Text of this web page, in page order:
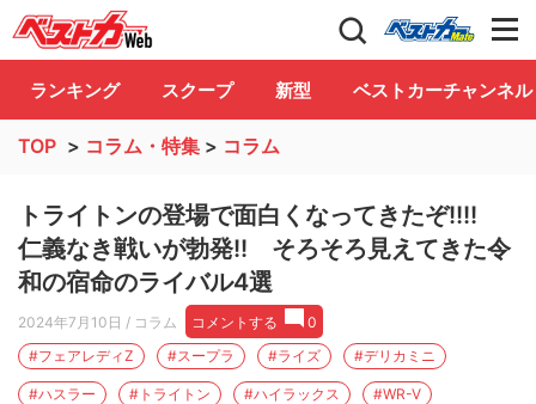
自動車情報誌「ベストカー」 Club
ランキング スクープ 新型 ベストカーチャンネル
TOP > コラム・特集 > コラム
トライトンの登場で面白くなってきたぞ!!!!
仁義なき戦いが勃発!! そろそろ見えてきた令
和の宿命のライバル4選
2024年7月10日 / コラム コメントする
0
#フェアレディZ
#スープラ #ライズ #デリカミニ
#ハスラー #トライトン #ハイラックス #WR-V